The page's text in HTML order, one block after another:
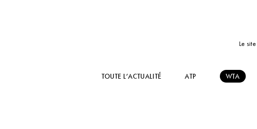
Le
TOUTE L’ACTUALITÉ ATP WTA